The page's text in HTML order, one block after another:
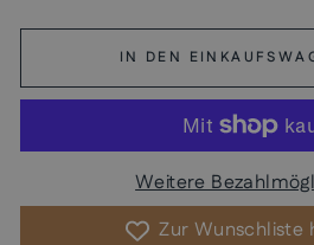
IN DEN
Weitere
Zur Wunschliste